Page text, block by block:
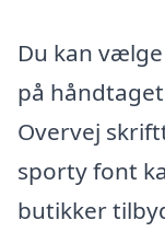
Du kan
på
Overvej
sporty font
butikker